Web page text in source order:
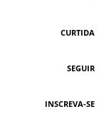
CURTIDA
SEGUIR
INSCREVA-SE